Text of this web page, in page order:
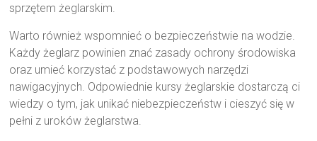
sprzętem żeglarskim.
Warto również wspomnieć o bezpieczeństwie na wodzie.
Każdy żeglarz powinien znać zasady ochrony środowiska
oraz umieć korzystać z podstawowych narzędzi
nawigacyjnych. Odpowiednie kursy żeglarskie dostarczą ci
wiedzy o tym, jak unikać niebezpieczeństw i cieszyć się w
pełni z uroków żeglarstwa.